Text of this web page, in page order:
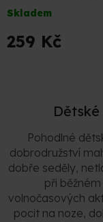
merino pohodlí
Skladem
259 Kč
a
c
p
r
Pohodlné
dobrodružství
dobře seděly,
při
volnočasových
pocit na noze,